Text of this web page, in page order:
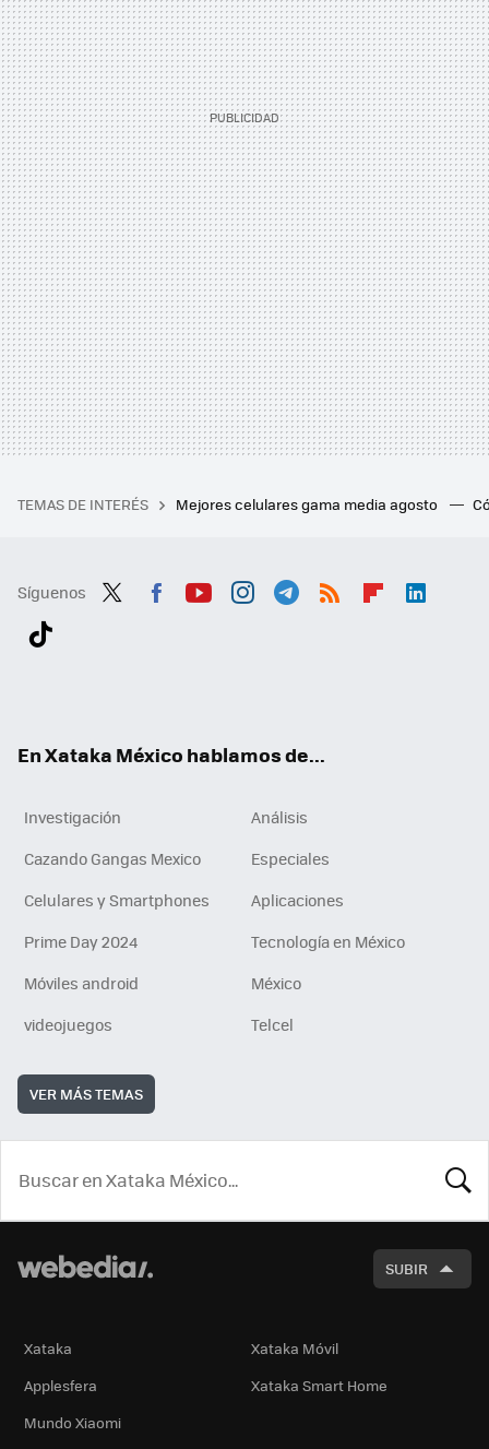
TEMAS DE INTERÉS Mejores celulares gama media agosto
Síguenos
En Xataka México hablamos de...
Investigación
Análisis
Cazando Gangas Mexico
Especiales
Celulares y Smartphones
Aplicaciones
Prime Day 2024
Tecnología en México
Móviles android
México
videojuegos
Telcel
VER MÁS TEMAS
SUBIR
Xataka
Xataka Móvil
Applesfera
Xataka Smart Home
Mundo Xiaomi